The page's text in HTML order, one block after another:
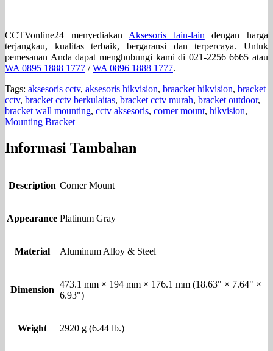
CCTVonline24 menyediakanAksesoris lain-laindengan harga
terjangkau, kualitas terbaik, bergaransi dan terpercaya. Untuk
pemesanan Anda dapat menghubungi kami di 021-2256 6665 atau
WA 0895 1888 1777 /WA 0896 1888 1777.
Tags: aksesoris cctv, aksesoris hikvision, braacket hikvision, bracket
cctv, bracket cctv berkulaitas, bracket cctv murah, bracket outdoor,
bracket wall mounting, cctv aksesoris, corner mount, hikvision,
Mounting Bracket
Informasi Tambahan
Description Corner Mount
Appearance Platinum Gray
Material Aluminum Alloy & Steel
Dimension
473.1 mm × 194 mm × 176.1 mm (18.63" × 7.64" ×
6.93")
Weight 2920 g (6.44 lb.)